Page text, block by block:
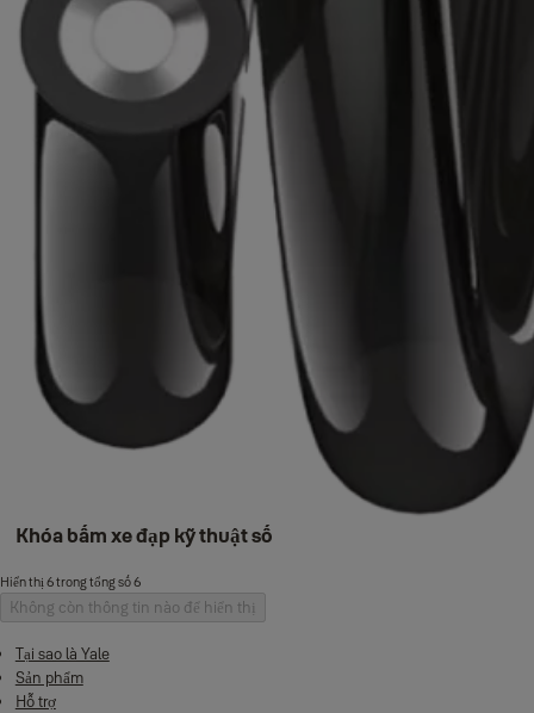
Khóa bấm xe đạp kỹ thuật số
Hiển thị 6 trong tổng số 6
Không còn thông tin nào để hiển thị
Tại sao là Yale
Sản phẩm
Hỗ trợ